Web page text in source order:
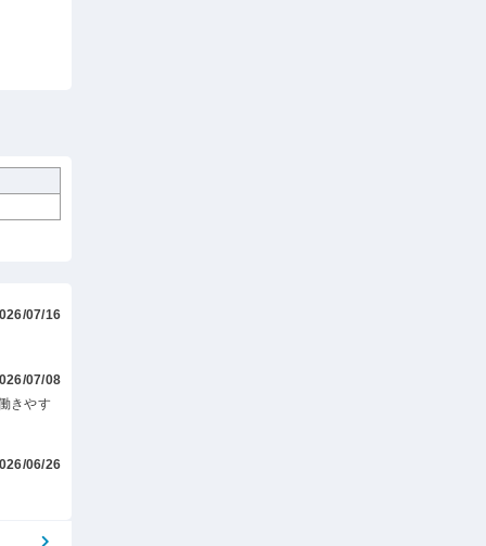
07/16
07/08
きやす
06/26